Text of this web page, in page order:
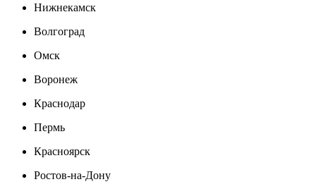
Нижнекамск
Волгоград
Омск
Воронеж
Краснодар
Пермь
Красноярск
Ростов-на-Дону